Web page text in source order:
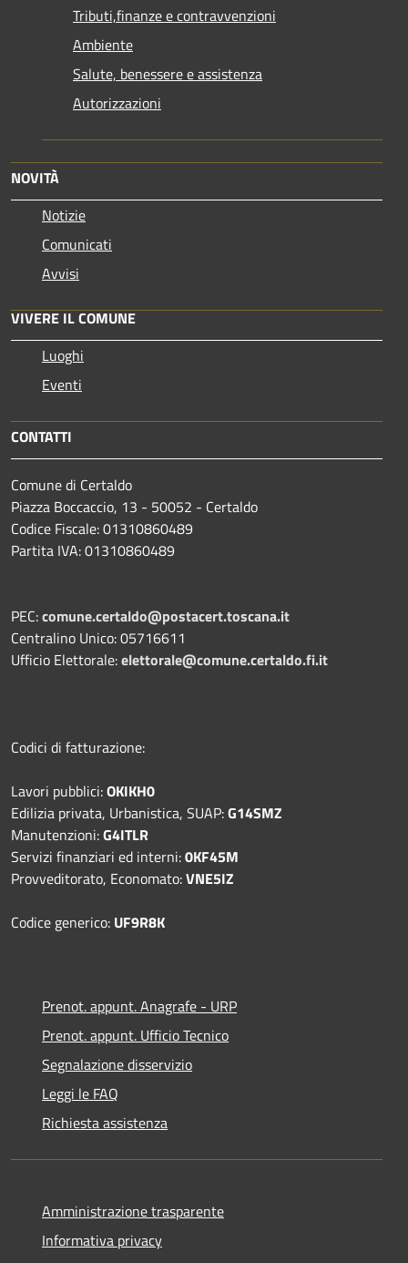
Tributi,finanze e contravvenzioni
Ambiente
Salute, benessere e assistenza
Autorizzazioni
NOVITÀ
Notizie
Comunicati
Avvisi
VIVERE IL COMUNE
Luoghi
Eventi
CONTATTI
Comune di Certaldo
Piazza Boccaccio, 13 - 50052 - Certaldo
Codice Fiscale: 01310860489
Partita IVA: 01310860489
PEC:comune.certaldo@postacert.toscana.it
Centralino Unico: 05716611
Ufficio Elettorale:elettorale@comune.certaldo.fi.it
Codici di fatturazione:
Lavori pubblici:OKIKH0
Edilizia privata, Urbanistica, SUAP:G14SMZ
Manutenzioni:G4ITLR
Servizi finanziari ed interni:0KF45M
Provveditorato, Economato:VNE5IZ
Codice generico: UF9R8K
Prenot. appunt. Anagrafe - URP
Prenot. appunt. Ufficio Tecnico
Segnalazione disservizio
Leggi le FAQ
Richiesta assistenza
Amministrazione trasparente
Informativa privacy